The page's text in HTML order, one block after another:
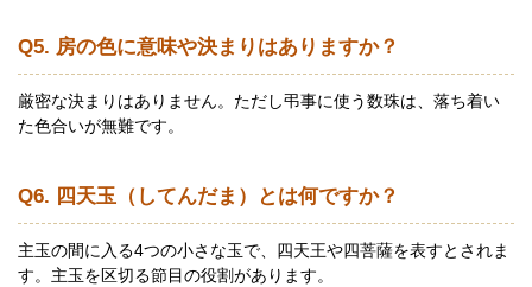
Q5. 房の色に意味や決まりはありますか？
厳密な決まりはありません。ただし弔事に使う数珠は、落ち着い
た色合いが無難です。
Q6. 四天玉（してんだま）とは何ですか？
主玉の間に入る4つの小さな玉で、四天王や四菩薩を表すとされま
す。主玉を区切る節目の役割があります。